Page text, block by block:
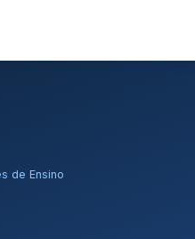
de Ensino